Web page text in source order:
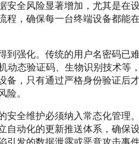
安全风险显著增加，尤其是在
程，确保每一台终端设备都能
到强化。传统的用户名密码已
动态验证码、生物识别技术等
备，只有通过严格身份验证后
险。
安全维护必须纳入常态化管理
自动化的更新推送体系，确保